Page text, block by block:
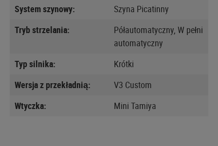
System szynowy:
Szyna Picatinny
Tryb strzelania:
Półautomatyczny, W pełni
automatyczny
Typ silnika:
Krótki
Wersja z przekładnią:
V3 Custom
Wtyczka:
Mini Tamiya